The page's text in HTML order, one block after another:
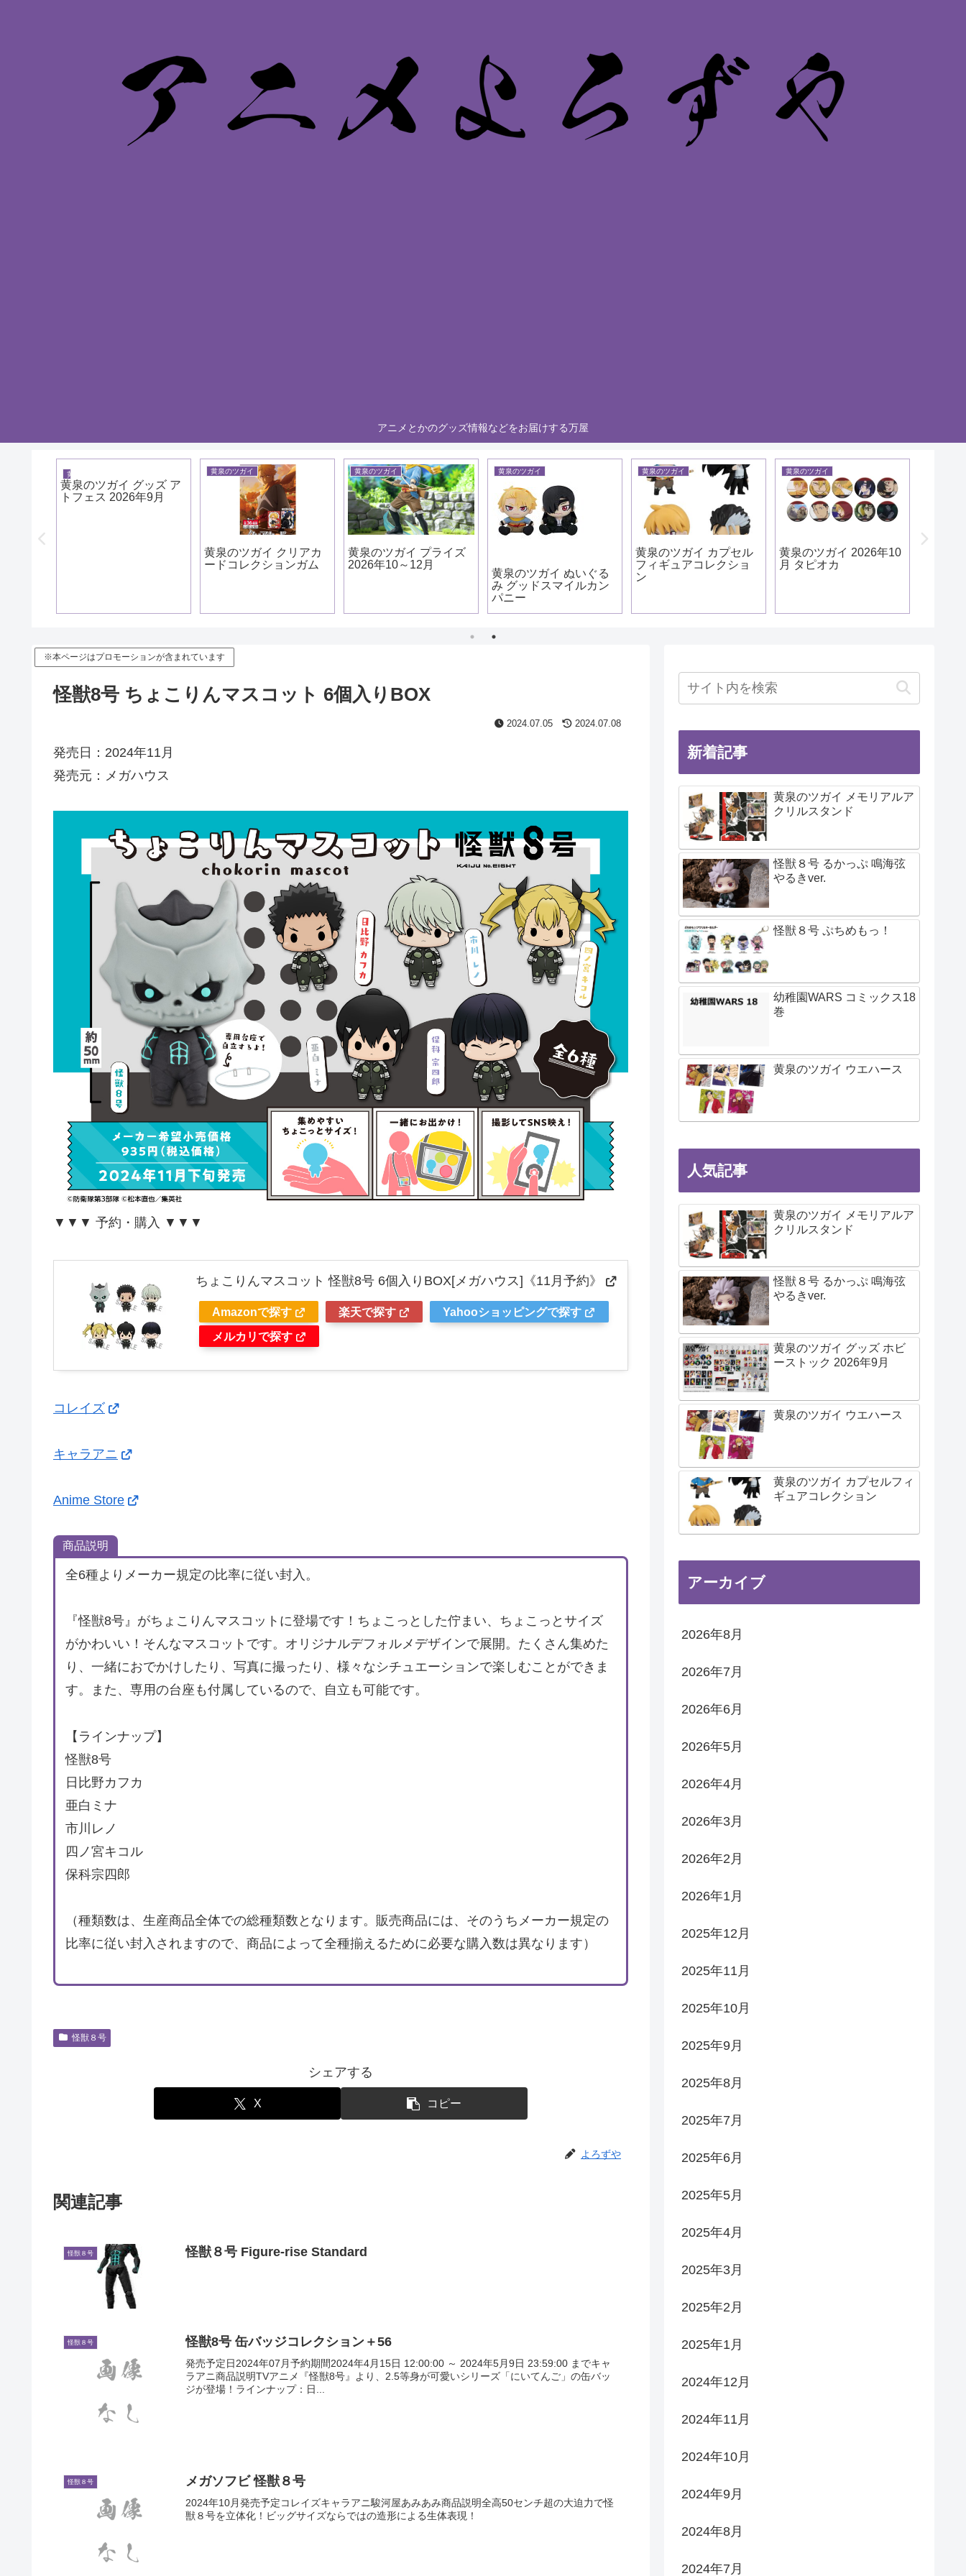
アニメとかのグッズ情報などをお届けする万屋
黄泉のツガイ
黄泉のツガイ グッズ ア
トフェス 2026年9月
黄泉のツガイ
黄泉のツガイ クリアカ
ードコレクションガム
黄泉のツガイ
黄泉のツガイ プライズ
2026年10～12月
黄泉のツガイ
黄泉のツガイ ぬいぐる
み グッドスマイルカン
パニー
黄泉のツガイ
黄泉のツガイ カプセル
フィギュアコレクショ
ン
黄泉のツガイ
黄泉のツガイ 2026年10
月 タピオカ
※本ページはプロモーションが含まれています
怪獣8号 ちょこりんマスコット 6個入りBOX
2024.07.05 2024.07.08
発売日：2024年11月
発売元：メガハウス
▼▼▼ 予約・購入 ▼▼▼
ちょこりんマスコット 怪獣8号 6個入りBOX[メガハウス]《11月予約》
Amazonで探す 楽天で探す
Yahooショッピングで探す
メルカリで探す
コレイズ
キャラアニ
Anime Store
商品説明
全6種よりメーカー規定の比率に従い封入。
『怪獣8号』がちょこりんマスコットに登場です！ちょこっとした佇まい、ちょこっとサイズ
がかわいい！そんなマスコットです。オリジナルデフォルメデザインで展開。たくさん集めた
り、一緒におでかけしたり、写真に撮ったり、様々なシチュエーションで楽しむことができま
す。また、専用の台座も付属しているので、自立も可能です。
【ラインナップ】
怪獣8号
日比野カフカ
亜白ミナ
市川レノ
四ノ宮キコル
保科宗四郎
（種類数は、生産商品全体での総種類数となります。販売商品には、そのうちメーカー規定の
比率に従い封入されますので、商品によって全種揃えるために必要な購入数は異なります）
怪獣８号
シェアする
X コピー
よろずや
関連記事
怪獣８号 怪獣８号 Figure-rise Standard
怪獣８号 怪獣8号 缶バッジコレクション＋56
発売予定日2024年07月予約期間2024年4月15日 12:00:00 ～ 2024年5月9日 23:59:00 までキャ
ラアニ商品説明TVアニメ『怪獣8号』より、2.5等身が可愛いシリーズ「にいてんご」の缶バッ
ジが登場！ラインナップ：日...
怪獣８号 メガソフビ 怪獣８号
2024年10月発売予定コレイズキャラアニ駿河屋あみあみ商品説明全高50センチ超の大迫力で怪
獣８号を立体化！ビッグサイズならではの造形による生体表現！
新着記事
黄泉のツガイ メモリアルア
クリルスタンド
怪獣８号 るかっぷ 鳴海弦
やるきver.
怪獣８号 ぷちめもっ！
幼稚園WARS コミックス18
巻
黄泉のツガイ ウエハース
人気記事
黄泉のツガイ メモリアルア
クリルスタンド
怪獣８号 るかっぷ 鳴海弦
やるきver.
黄泉のツガイ グッズ ホビ
ーストック 2026年9月
黄泉のツガイ ウエハース
黄泉のツガイ カプセルフィ
ギュアコレクション
アーカイブ
2026年8月
2026年7月
2026年6月
2026年5月
2026年4月
2026年3月
2026年2月
2026年1月
2025年12月
2025年11月
2025年10月
2025年9月
2025年8月
2025年7月
2025年6月
2025年5月
2025年4月
2025年3月
2025年2月
2025年1月
2024年12月
2024年11月
2024年10月
2024年9月
2024年8月
2024年7月